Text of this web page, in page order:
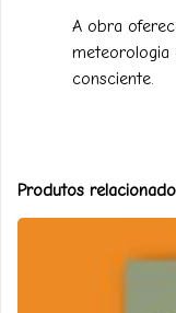
A obra
meteorologia
consciente.
Produtos